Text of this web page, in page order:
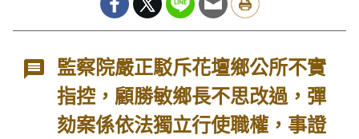
監察院嚴正駁斥花壇鄉公所不實
指控，顧勝敏鄉長不思改過，彈
劾案係依法獨立行使職權，事證